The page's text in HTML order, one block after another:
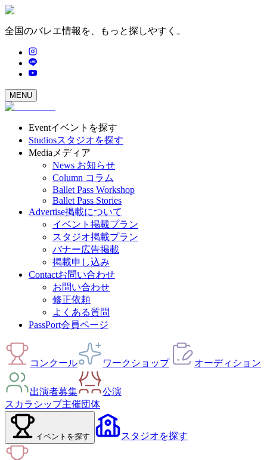
全国のバレエ情報を、もっと探しやすく。
MENU
Eventイベントを探す
Studiosスタジオを探す
Media メディア
News お知らせ
Column コラム
Ballet Pass Workshop
Ballet Pass Stories
Advertise掲載について
イベント掲載プラン
スタジオ掲載プラン
バナー広告掲載
掲載申し込み
Contactお問い合わせ
お問い合わせ
修正依頼
よくある質問
PassPort会員ページ
コンクール ワークショップ オーディション
出演者募集
公演
スカラシップ主催団体
イベント を探す スタジオを探す